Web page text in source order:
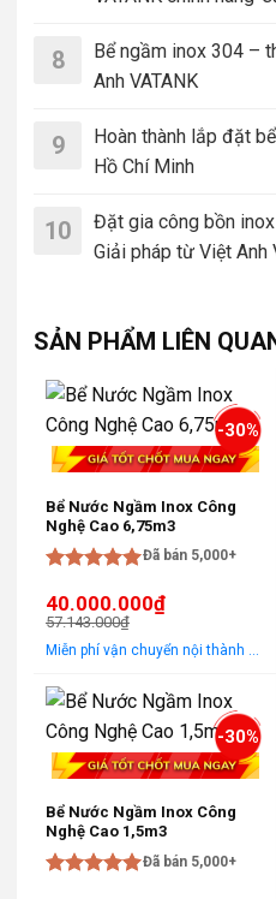
8
Bể ngầm inox 304 –
Anh VATANK
9
Hoàn thành lắp đặt
Hồ Chí Minh
10
Đặt gia công bồn
Giải pháp từ Việt Anh
SẢN PHẨM LIÊN
-30%
Bể Nước Ngầm Inox Công
Nghệ Cao 6,75m3
hạng55
sao
Đã bán 5,000+
57.143.000₫
Giá
gốc
57.143.000₫.
40.000.000₫
Giá
hiện
là:
40.000.000₫.
-30%
Bể Nước Ngầm Inox Công
Nghệ Cao 1,5m3
Đã bán 5,000+